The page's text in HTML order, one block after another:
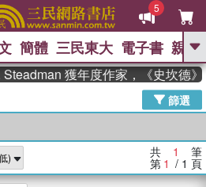
5
GO
高希均教授回憶錄
、 The Odyssey 、 父親節 、 如果歷
獎 臺灣漫遊錄 、 方念華 、 台灣的李
登輝時代
數學女孩：黎曼猜想 、
偉大的迷走神經
簡體 三民東大 電子書 親子
獲年度作家，《史坎德
篩選
共 1 筆
第 1 / 1 頁